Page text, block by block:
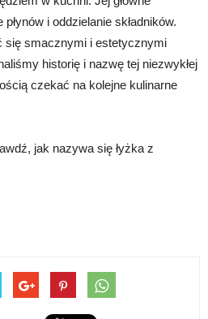
i oddzielanie składników.
się smacznymi i estetycznymi
historię i nazwę tej niezwykłej
czekać na kolejne kulinarne
jak nazywa się łyżka z